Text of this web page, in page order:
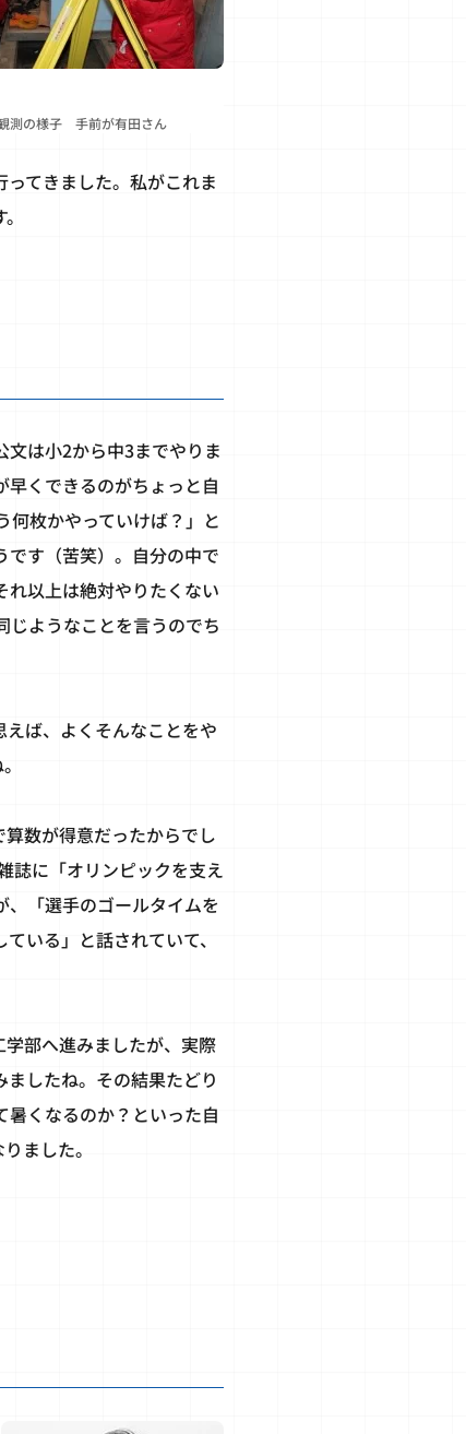
測の様子 手前が有田さん
てきました。私がこれま
は小2から中3までやりま
早くできるのがちょっと自
何枚かやっていけば？」と
です（苦笑）。自分の中で
れ以上は絶対やりたくない
じようなことを言うのでち
ば、よくそんなことをや
数が得意だったからでし
誌に「オリンピックを支え
「選手のゴールタイムを
いる」と話されていて、
部へ進みましたが、実際
したね。その結果たどり
くなるのか？といった自
ました。